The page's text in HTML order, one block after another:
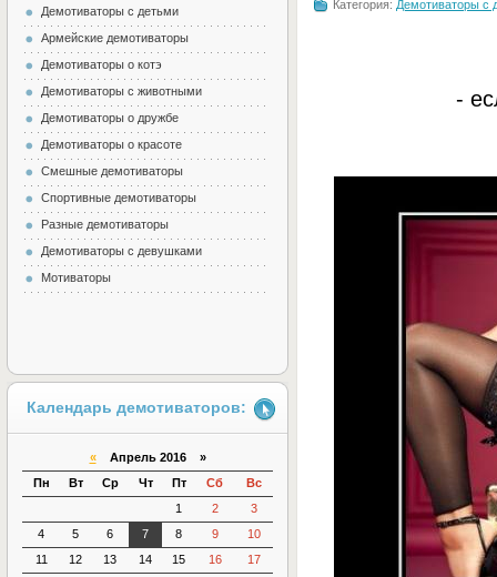
Категория: Демотиваторы с
-
Демотиваторы с детьми
Армейские демотиваторы
Демотиваторы о котэ
Демотиваторы с животными
Демотиваторы о дружбе
Демотиваторы о красоте
Смешные демотиваторы
Спортивные демотиваторы
Разные демотиваторы
Демотиваторы с девушками
Мотиваторы
Календарь демотиваторов:
«Апрель 2016 »
Пн
Вт Ср Чт Пт Сб
Вс
1
2
3
4
5 6 7 8 9
10
11
12 13 14 15 16
17